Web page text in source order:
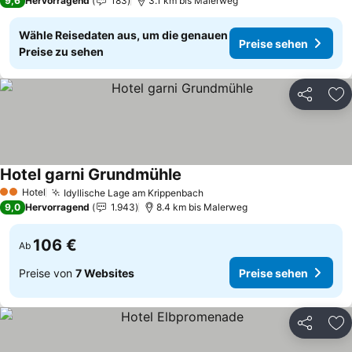
Wähle Reisedaten aus, um die genauen
Preise zu sehen
Preise sehen
Teilen
2 Sterne
Hotel Idyllische Lage am KrippenbachPreise sehen
Hotel garni Grundmühle
9,0 Hervorragend 1.943 8.4 km bis Malerweg
Ab 106 €
Preise von 7 Websites Preise sehen
Teilen